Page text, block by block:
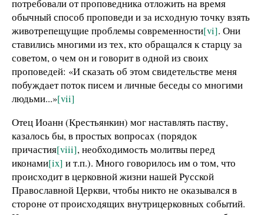
потребовали от проповедника отложить на время
обычный способ проповеди и за исходную точку взять
животрепещущие проблемы современности[vi]. Они
ставились многими из тех, кто обращался к старцу за
советом, о чем он и говорит в одной из своих
проповедей: «И сказать об этом свидетельстве меня
побуждает поток писем и личные беседы со многими
людьми...»[vii]
Отец Иоанн (Крестьянкин) мог наставлять паству,
казалось бы, в простых вопросах (порядок
причастия[viii], необходимость молитвы перед
иконами[ix] и т.п.). Много говорилось им о том, что
происходит в церковной жизни нашей Русской
Православной Церкви, чтобы никто не оказывался в
стороне от происходящих внутрицерковных событий.